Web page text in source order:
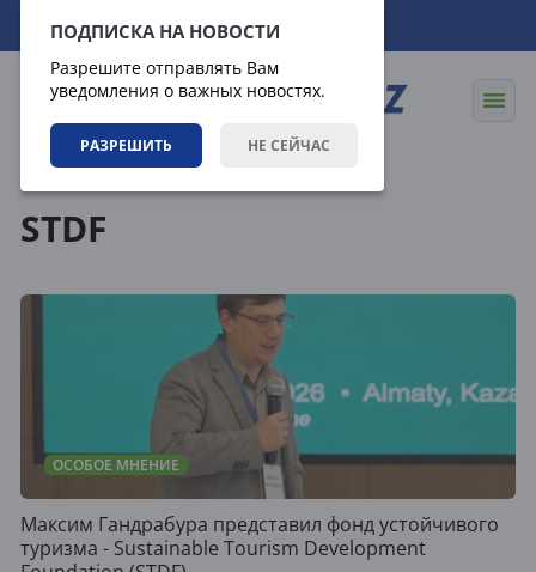
ПОДПИСКА НА НОВОСТИ
Разрешите отправлять Вам
уведомления о важных новостях.
РАЗРЕШИТЬ НЕ СЕЙЧАС
09.08.2026 18:28:00
STDF
ОСОБОЕ МНЕНИЕ
Максим Гандрабура представил фонд устойчивого
туризма - Sustainable Tourism Development